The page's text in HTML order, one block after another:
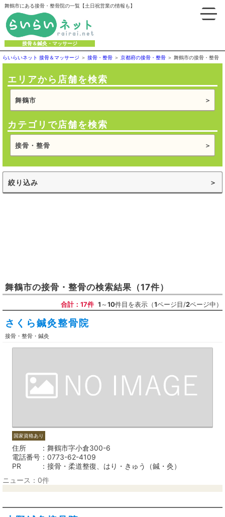
舞鶴市にある接骨・整骨院の一覧【土日祝営業の情報も】
接骨＆鍼灸・マッサージ
らいらいネット 接骨＆マッサージ 接骨・整骨 京都府の接骨・整骨 舞鶴市の接骨・整骨
エリアから店舗を検索
舞鶴市
カテゴリで店舗を検索
接骨・整骨
絞り込み
舞鶴市の接骨・整骨の検索結果 （17件）
合計：17件 1～10件目を表示（1ページ目/2ページ中）
さくら鍼灸整骨院
接骨・整骨・鍼灸
国家資格あり
住所
舞鶴市字小倉300-6
電話番号
0773-62-4109
PR
接骨・柔道整復、はり・きゅう（鍼・灸）
ニュース：0件